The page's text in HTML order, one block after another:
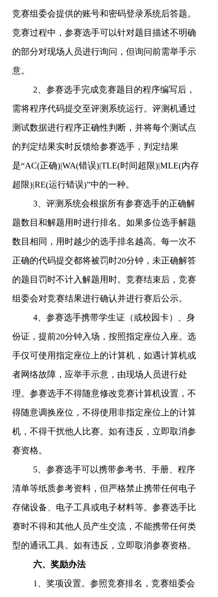
竞赛组委会提供的账号和密码登录系统后答题。
竞赛过程中，参赛选手可以针对题目描述不明确
的部分对现场人员进行询问，但询问前需举手示
意。
2、参赛选手完成竞赛题目的程序编写后，
需将程序代码提交至评测系统运行。评测机通过
测试数据进行程序正确性判断，并将每个测试点
的判定结果实时反馈给参赛选手，判定结果
是“AC(正确)|WA(错误)|TLE(时间超限)|MLE(内存
超限)|RE(运行错误)”中的一种。
3、评测系统会根据所有参赛选手的正确解
题数目和解题用时进行排名。如果多位选手解题
数目相同，用时越少的选手排名越高。每一次不
正确的代码提交都将被罚时20分钟，未正确解答
的题目罚时不计入解题用时。竞赛结束后，竞赛
组委会对竞赛结果进行确认并进行赛后公示。
4、参赛选手携带学生证（或校园卡）、身
份证，提前20分钟入场，按照指定座位入座。选
手仅可使用指定座位上的计算机，如遇计算机或
者网络故障，应举手示意，由现场人员进行处
理。参赛选手不得随意修改竞赛计算机设置，不
得随意调换座位，不得使用非指定座位上的计算
机，不得干扰他人比赛。如有违反，立即取消参
赛资格。
5、参赛选手可以携带参考书、手册、程序
清单等纸质参考资料，但严格禁止携带任何电子
存储设备、电子工具或电子材料等。参赛选手比
赛时不得和其他人员产生交流，不能携带任何类
型的通讯工具。如有违反，立即取消参赛资格。
六、奖励办法
1、奖项设置。参照竞赛排名，竞赛组委会